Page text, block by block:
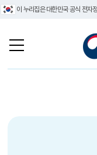
이 누리집은 대한민국 공식 전자